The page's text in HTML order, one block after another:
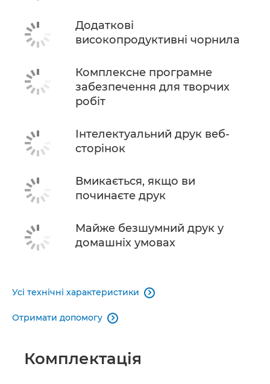
Додаткові
високопродуктивні чорнила
Комплексне програмне
забезпечення для творчих
робіт
Інтелектуальний друк веб-
сторінок
Вмикається, якщо ви
починаєте друк
Майже безшумний друк у
домашніх умовах
Усі технічні характеристики 
Отримати допомогу 
Комплектація